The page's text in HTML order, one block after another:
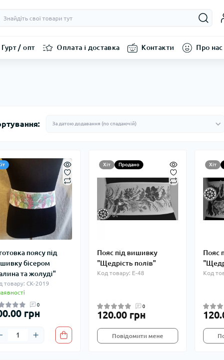
Гурт / опт Оплата і доставка Контакти Про нас
поясу під
бісером
та жолуді"
товару: СК-2019
0
грн
Хіт Продано
Пояс під вишивку
"Щедрість полів"
Код товару: Е-48
0
120.00 грн
Повідомити мене
Хіт
Пояс
Код